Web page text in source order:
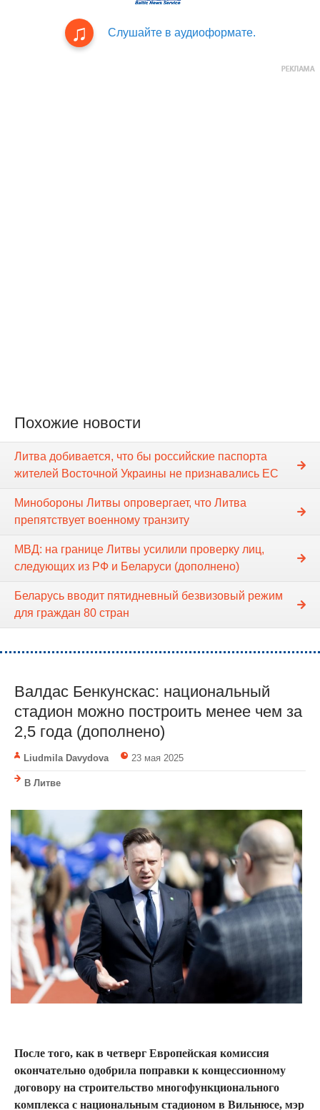
Слушайте в аудиоформате.
Похожие новости
Литва добивается, что бы российские паспорта
жителей Восточной Украины не признавались ЕС
Минобороны Литвы опровергает, что Литва
препятствует военному транзиту
МВД: на границе Литвы усилили проверку лиц,
следующих из РФ и Беларуси (дополнено)
Беларусь вводит пятидневный безвизовый режим
для граждан 80 стран
Валдас Бенкунскас: национальный
стадион можно построить менее чем за
2,5 года (дополнено)
Liudmila Davydova 23 мая 2025
В Литве
После того, как в четверг Европейская комиссия
окончательно одобрила поправки к концессионному
договору на строительство многофункционального
комплекса с национальным стадионом в Вильнюсе, мэр